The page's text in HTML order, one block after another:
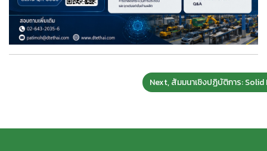
Next, สัมมนาเชิงปฏิบัติการ: